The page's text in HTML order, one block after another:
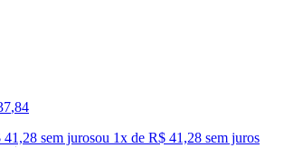
,84
sem jurosou 1x de R$ 41,28 sem juros